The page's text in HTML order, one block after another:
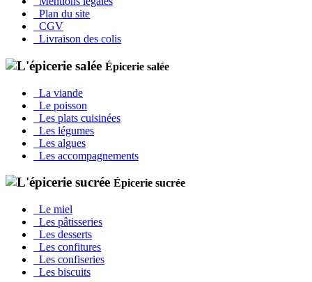
Plan du site
CGV
Livraison des colis
Épicerie salée
La viande
Le poisson
Les plats cuisinées
Les légumes
Les algues
Les accompagnements
Épicerie sucrée
Le miel
Les pâtisseries
Les desserts
Les confitures
Les confiseries
Les biscuits